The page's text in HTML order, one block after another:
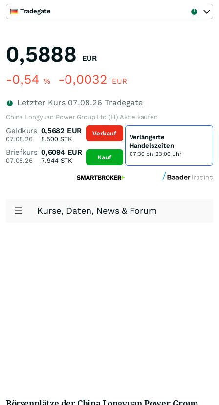
Tradegate
0,5888 EUR
-0,54 % -0,0032 EUR
Letzter Kurs 07.08.26 Tradegate
China Longyuan Power Group Ltd (H) Aktie kaufen
Geldkurs
07.08.26
0,5682 EUR
8.500STK
Briefkurs
07.08.26
0,6094 EUR
7.944STK
Verkauf
Kauf
Verlängerte
Handelszeiten
07:30 bis 23:00 Uhr
Kurse, Daten, News & Forum